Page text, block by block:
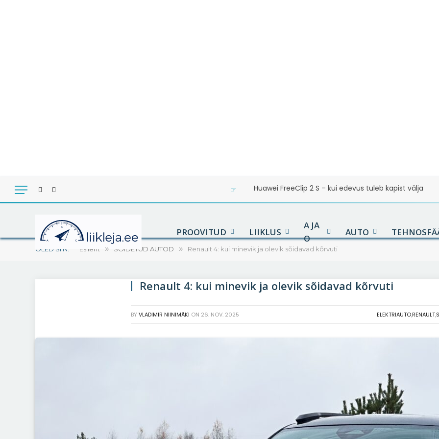
☞ Huawei FreeClip 2 S – kui edevus tuleb kapist välja
PROOVITUD LIIKLUS
A JA
O
AUTO
OLED SIIN: Esileht » SÕIDETUD AUTOD » Renault 4: kui minevik ja olevik sõidavad kõrvuti
Renault 4: kui minevik ja olevik sõidavad kõrvuti
BY VLADIMIR NIINIMÄKI ON 26. NOV. 2025 ELEKTRIAUTO,RENAULT,